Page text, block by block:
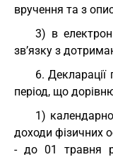
вручення та з
3) в
зв’язку з
6.
період, що
1)
доходи фізичних
- до 01 травня